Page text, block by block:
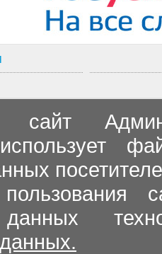
сайт
использует
данных